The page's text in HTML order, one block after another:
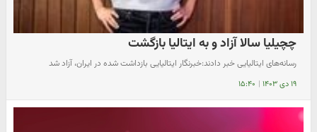
چچیلیا سالا آزاد و به ایتالیا بازگشت
رسانه‌های ایتالیایی خبر دادند:خبرنگار ایتالیایی بازداشت شده در ایران، آزاد شد
۱۹ دی ۱۴۰۳ | ۱۵:۴۰